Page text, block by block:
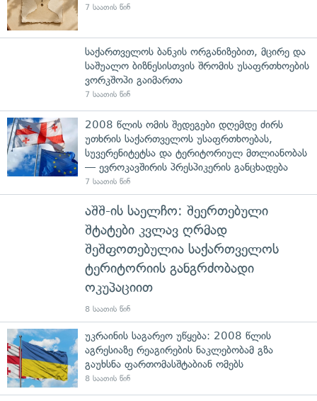
7 საათის წინ
საქართველოს ბანკის ორგანიზებით, მცირე და
საშუალო ბიზნესისთვის შრომის უსაფრთხოების
ვორკშოპი გაიმართა
7 საათის წინ
2008 წლის ომის შედეგები დღემდე ძირს
უთხრის საქართველოს უსაფრთხოებას,
სუვერენიტეტსა და ტერიტორიულ მთლიანობას
— ევროკავშირის პრესპიკერის განცხადება
7 საათის წინ
აშშ-ის საელჩო: შეერთებული
შტატები კვლავ ღრმად
შეშფოთებულია საქართველოს
ტერიტორიის განგრძობადი
ოკუპაციით
8 საათის წინ
უკრაინის საგარეო უწყება: 2008 წლის
აგრესიაზე რეაგირების ნაკლებობამ გზა
გაუხსნა ფართომასშტაბიან ომებს
8 საათის წინ